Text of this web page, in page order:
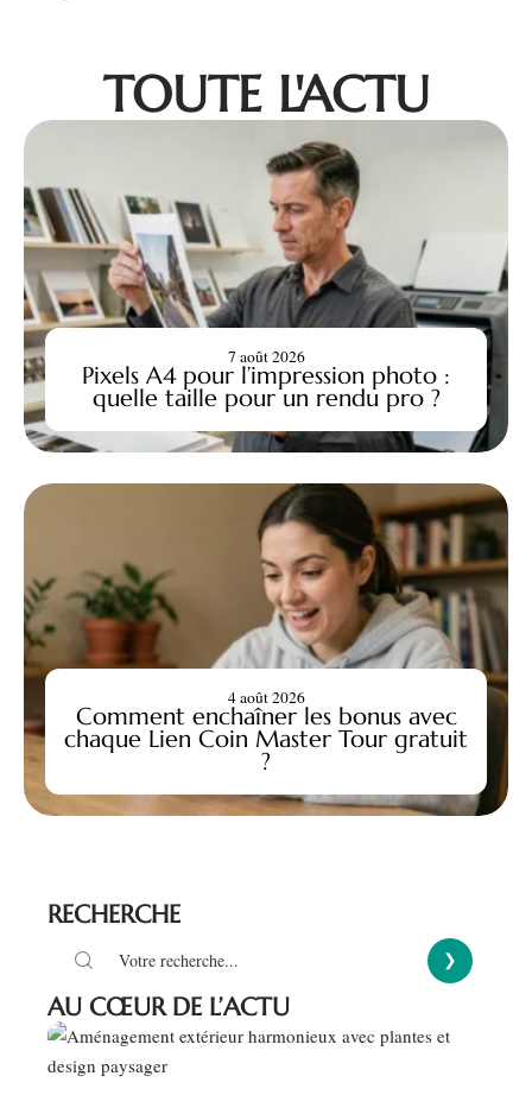
TOUTE L'ACTU
Pixels A4 pour l’impression photo :
quelle taille pour un rendu pro ?
7 août 2026
Comment enchaîner les bonus avec
chaque Lien Coin Master Tour gratuit
?
4 août 2026
RECHERCHE
AU CŒUR DE L’ACTU